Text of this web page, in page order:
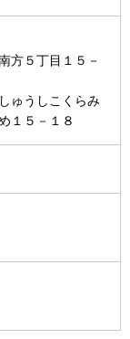
方５丁目１５－
ゅうしこくらみ
１５－１８